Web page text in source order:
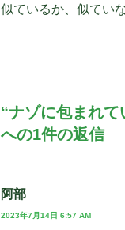
似ているか、似てい
“ナゾに包まれ
への1件の返信
阿部
2023年7月14日 6:57 AM